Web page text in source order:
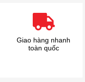
Giao hàng nhanh
toàn quốc